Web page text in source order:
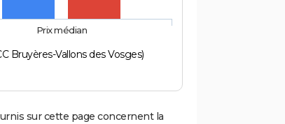
Bruyères-Vallons des Vosges)
Prix médian
sur cette page concernent la